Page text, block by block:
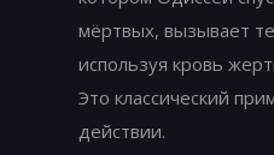
мёртвых, вызывает
используя кровь
Это классический
действии.